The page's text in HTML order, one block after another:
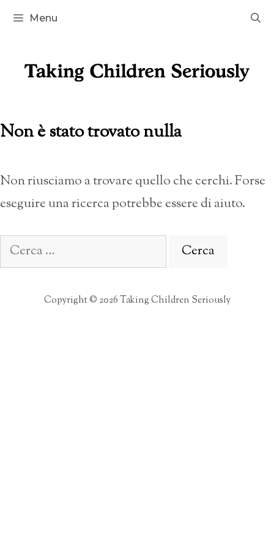
Vai
Menu
Non è stato trovato nulla
Non riusciamo a trovare quello che cerchi. Forse
eseguire una ricerca potrebbe essere di aiuto.
Ricerca
per:
Copyright © 2026 Taking Children Seriously